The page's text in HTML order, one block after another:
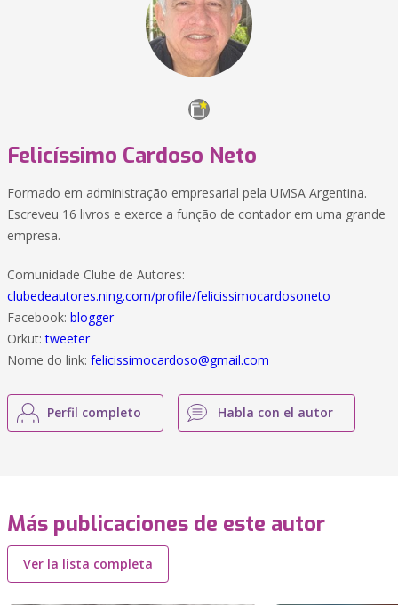
Felicíssimo Cardoso Neto
Formado em administração empresarial pela UMSA Argentina.
Escreveu 16 livros e exerce a função de contador em uma grande
empresa.
Comunidade Clube de Autores:
clubedeautores.ning.com/profile/felicissimocardosoneto
Facebook: blogger
Orkut:tweeter
Nome do link: felicissimocardoso@gmail.com
Perfil completo Habla con el autor
Más publicaciones de este autor
Ver la lista completa